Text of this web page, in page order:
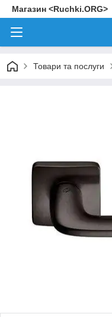
Магазин <Ruchki.ORG>
Товари та послуги